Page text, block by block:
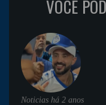
VOCÊ
Noticias há 2 anos